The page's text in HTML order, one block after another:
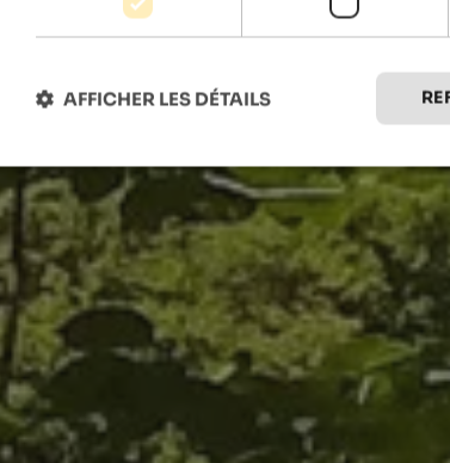
AFFICHER LES DÉTAILS